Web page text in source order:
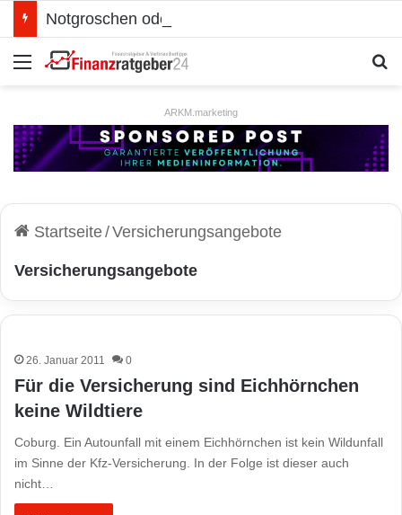
Menü
ARKM.marketing
Startseite/Versicherungsangebote
Versicherungsangebote
26. Januar 2011 0
Für die Versicherung sind Eichhörnchen
keine Wildtiere
Coburg. Ein Autounfall mit einem Eichhörnchen ist kein Wildunfall
im Sinne der Kfz-Versicherung. In der Folge ist dieser auch
nicht…